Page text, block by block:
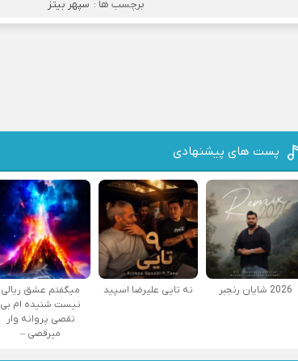
برچسب ها : سپهر بیتز
پست های پیشنهادی
2026 شایان رنجبر نه تایی علیرضا اسپید
میگفتم عشق ریالی
نیست شنیده ام بی
نقصی پروانه وار
میرقصی –